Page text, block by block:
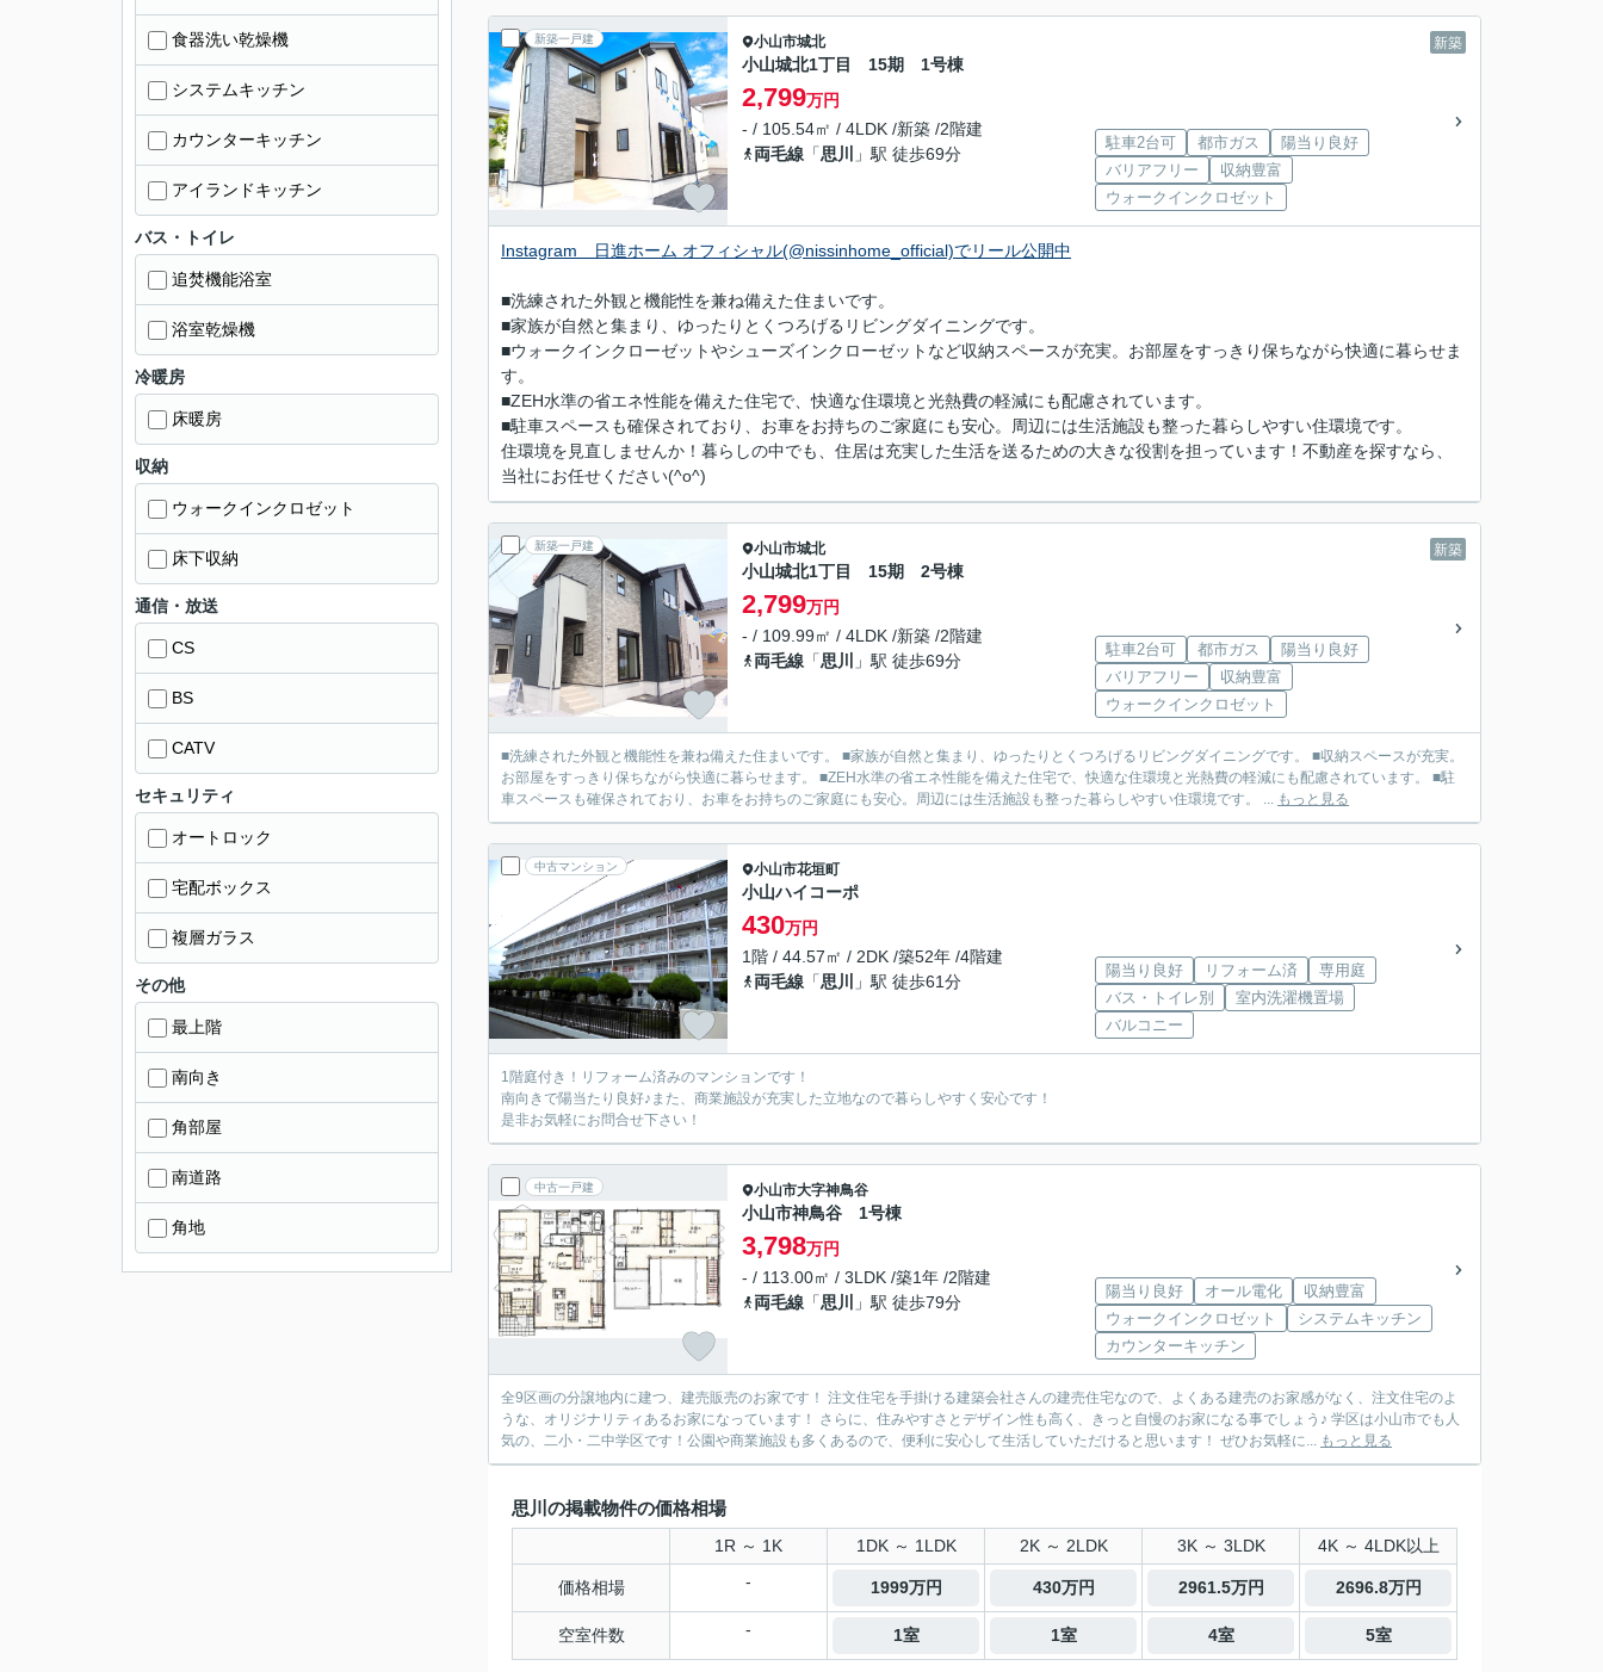
新築一戸建 新築
小山市城北
小山城北1丁目 15期 1号棟
2,799万円
- / 105.54㎡ / 4LDK /新築 /2階建
両毛線 「思川 」駅 徒歩69分
駐車2台可 都市ガス
陽当り良好
バリアフリー
収納豊富
ウォークインクロゼット
Instagram 日進ホーム オフィシャル(@nissinhome_official)でリール公開中
■洗練された外観と機能性を兼ね備えた住まいです。
■家族が自然と集まり、ゆったりとくつろげるリビングダイニングです。
■ウォークインクローゼットやシューズインクローゼットなど収納スペースが充実。お部屋をすっきり保ちながら快適に暮らせま
す。
■ZEH水準の省エネ性能を備えた住宅で、快適な住環境と光熱費の軽減にも配慮されています。
■駐車スペースも確保されており、お車をお持ちのご家庭にも安心。周辺には生活施設も整った暮らしやすい住環境です。
住環境を見直しませんか！暮らしの中でも、住居は充実した生活を送るための大きな役割を担っています！不動産を探すなら、
当社にお任せください(^o^)
新築一戸建 新築
小山市城北
小山城北1丁目 15期 2号棟
2,799万円
- / 109.99㎡ / 4LDK /新築 /2階建
両毛線 「思川 」駅 徒歩69分
駐車2台可 都市ガス
陽当り良好
バリアフリー
収納豊富
ウォークインクロゼット
■洗練された外観と機能性を兼ね備えた住まいです。 ■家族が自然と集まり、ゆったりとくつろげるリビングダイニングです。 ■収納スペースが充実。
お部屋をすっきり保ちながら快適に暮らせます。 ■ZEH水準の省エネ性能を備えた住宅で、快適な住環境と光熱費の軽減にも配慮されています。 ■駐
車スペースも確保されており、お車をお持ちのご家庭にも安心。周辺には生活施設も整った暮らしやすい住環境です。 ... もっと見る
中古マンション 小山市花垣町
小山ハイコーポ
430万円
1階 / 44.57㎡ / 2DK /築52年 /4階建
両毛線 「思川 」駅 徒歩61分
陽当り良好 リフォーム済
専用庭
バス・トイレ別
室内洗濯機置場
バルコニー
1階庭付き！リフォーム済みのマンションです！
南向きで陽当たり良好♪また、商業施設が充実した立地なので暮らしやすく安心です！
是非お気軽にお問合せ下さい！
中古一戸建 小山市大字神鳥谷
小山市神鳥谷 1号棟
3,798万円
- / 113.00㎡ / 3LDK /築1年 /2階建
両毛線 「思川 」駅 徒歩79分
陽当り良好 オール電化
収納豊富
ウォークインクロゼット
システムキッチン
カウンターキッチン
全9区画の分譲地内に建つ、建売販売のお家です！ 注文住宅を手掛ける建築会社さんの建売住宅なので、よくある建売のお家感がなく、注文住宅のよ
うな、オリジナリティあるお家になっています！ さらに、住みやすさとデザイン性も高く、きっと自慢のお家になる事でしょう♪ 学区は小山市でも人
気の、二小・二中学区です！公園や商業施設も多くあるので、便利に安心して生活していただけると思います！ ぜひお気軽に... もっと見る
思川の掲載物件の価格相場
1R ～ 1K 1DK ～ 1LDK 2K ～ 2LDK 3K ～ 3LDK 4K ～ 4LDK以上
価格相場 - 1999万円 430万円 2961.5万円 2696.8万円
空室件数 - 1室 1室 4室 5室
食器洗い乾燥機
システムキッチン
カウンターキッチン
アイランドキッチン
バス・トイレ
追焚機能浴室
浴室乾燥機
冷暖房
床暖房
収納
ウォークインクロゼット
床下収納
通信・放送
CS
BS
CATV
セキュリティ
オートロック
宅配ボックス
複層ガラス
その他
最上階
南向き
角部屋
南道路
角地